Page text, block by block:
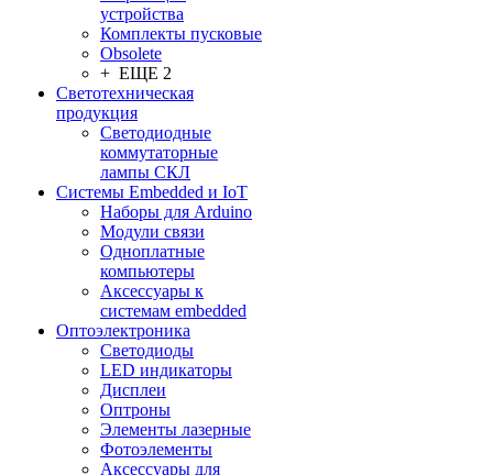
устройства
Комплекты пусковые
Obsolete
+ ЕЩЕ 2
Светотехническая
продукция
Светодиодные
коммутаторные
лампы СКЛ
Системы Embedded и IoT
Наборы для Arduino
Модули связи
Одноплатные
компьютеры
Аксессуары к
системам embedded
Oптоэлектроника
Светодиоды
LED индикаторы
Дисплеи
Оптроны
Элементы лазерные
Фотоэлементы
Аксессуары для